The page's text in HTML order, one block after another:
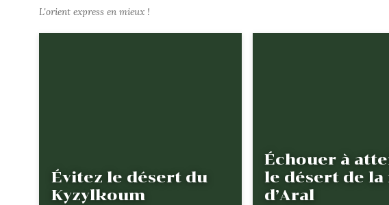
L'orient express en mieux !
Évitez le désert du
Kyzylkoum
Échouer à
le désert de la
d’Aral